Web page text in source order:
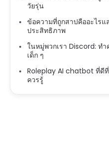
วัยรุ่น
ข้อความที่ถูกสาปคืออะไรแ
ประสิทธิภาพ
ในหมู่พวกเรา Discord: ท
เด็ก ๆ
Roleplay AI chatbot ที่ดี
ควรรู้